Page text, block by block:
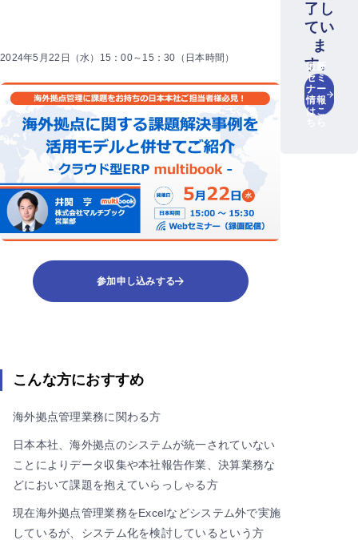
2024年5月22日（水）15：00～15：30（日本時間）
参加申し込みする
こんな方におすすめ
海外拠点管理業務に関わる方
日本本社、海外拠点のシステムが統一されていない
ことによりデータ収集や本社報告作業、決算業務な
どにおいて課題を抱えていらっしゃる方
現在海外拠点管理業務をExcelなどシステム外で実施
しているが、システム化を検討しているという方
了し
てい
ま
す。
最新
セミ
ナー
情報
はこ